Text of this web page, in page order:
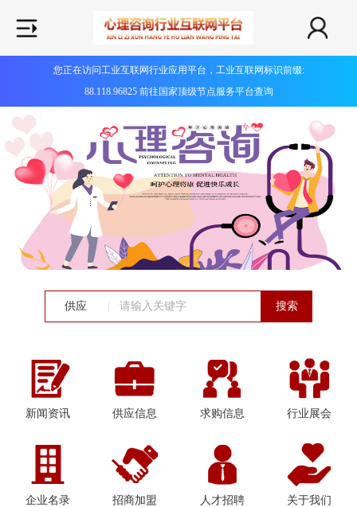
您正在访问工业互联网行业应用平台，工业互联网标识前缀:
88.118.96825 前往国家顶级节点服务平台查询
供应 搜索
新闻资讯 供应信息 求购信息 行业展会
企业名录 招商加盟 人才招聘 关于我们